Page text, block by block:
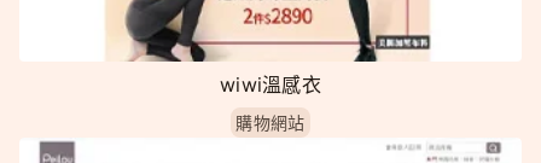
wiwi溫感衣
購物網站